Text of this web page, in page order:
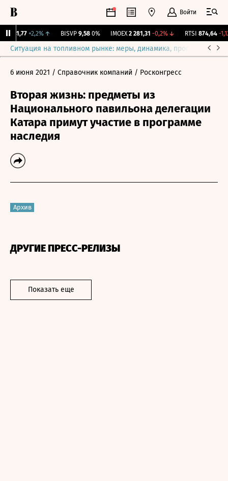
Войти
41,77 +2,2%↑ BISVP 9,58 0% IMOEX 2 281,31 -0,2%↓ RTSI 874,64 -
Ситуация на топливном рынке: меры, динамика, прогнозы
6 июня 2021 / Справочник компаний / Росконгресс
Вторая жизнь: предметы из
Национального павильона делегации
Катара примут участие в программе
наследия
Архив
ДРУГИЕ ПРЕСС-РЕЛИЗЫ
Показать еще